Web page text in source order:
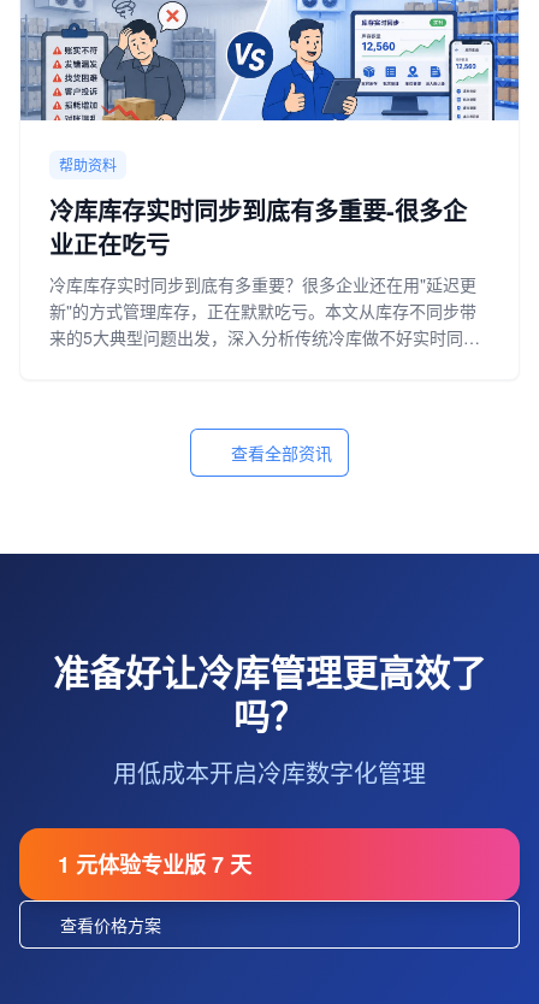
帮助资料
冷库库存实时同步到底有多重要-很多企
业正在吃亏
冷库库存实时同步到底有多重要？很多企业还在用"延迟更
新"的方式管理库存，正在默默吃亏。本文从库存不同步带
来的5大典型问题出发，深入分析传统冷库做不好实时同步
查看全部资讯
准备好让冷库管理更高效了
吗？
用低成本开启冷库数字化管理
1 元体验专业版 7 天
查看价格方案